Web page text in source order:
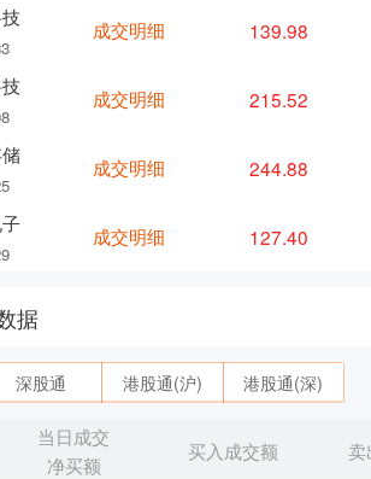
成交明细 139.98
成交明细 215.52
成交明细 244.88
成交明细 127.40
据
深股通 港股通(沪) 港股通(深)
当日成交
净买额
买入成交额 卖